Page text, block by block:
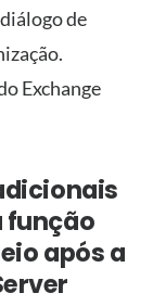
de
Exchange
função
após a